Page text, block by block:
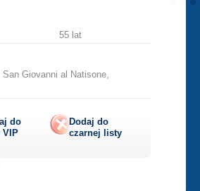
55 lat
Giovanni al Natisone,
do
VIP
Dodaj do
czarnej listy